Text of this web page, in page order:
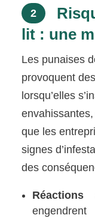
2
lit : une
Les punaises
provoquent
lorsqu’elles
que les
signes
des
Réactions